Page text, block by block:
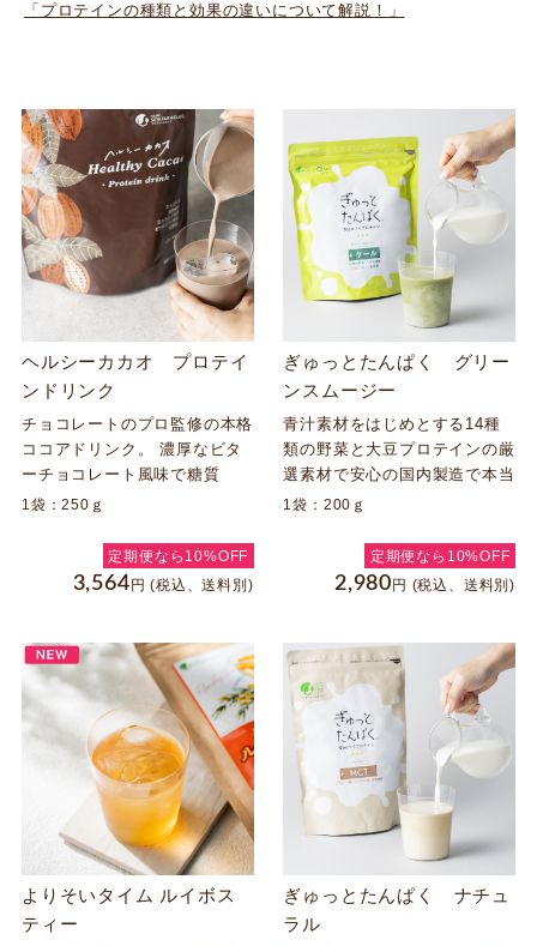
「プロテインの種類と効果の違いについて解説！」
ヘルシーカカオ プロテイ
ンドリンク
チョコレートのプロ監修の本格
ココアドリンク。 濃厚なビタ
ーチョコレート風味で糖質
87%オフ*。 さらに、1杯でた
11種、ミネラル4種、生きて腸
に届く乳酸菌をバランスよく配
1袋：250ｇ
定期便なら10%OFF
3,564 円(税込、送料別)
ぎゅっとたんぱく グリー
ンスムージー
青汁素材をはじめとする14種
類の野菜と大豆プロテインの厳
選素材で安心の国内製造で本当
においしいグリーンスムージー
イソフラボン、ビタミンＣ配合
のソイプロテイン。健康でキレ
1袋：200ｇ
定期便なら10%OFF
2,980 円 (税込、送料別)
よりそいタイム ルイボス
ティー
ぎゅっとたんぱく ナチュ
ラル